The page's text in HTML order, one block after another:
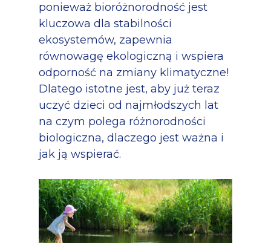
ponieważ bioróżnorodność jest
kluczowa dla stabilności
ekosystemów, zapewnia
równowagę ekologiczną i wspiera
odporność na zmiany klimatyczne!
Dlatego istotne jest, aby już teraz
uczyć dzieci od najmłodszych lat
na czym polega różnorodności
biologiczna, dlaczego jest ważna i
jak ją wspierać.